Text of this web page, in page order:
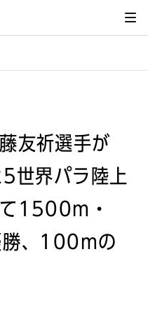
友祈選手が
世界パラ陸上
1500m・
、100mの